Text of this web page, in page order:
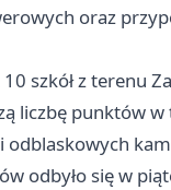
oraz
szkół z terenu
liczbę punktów
odbyło się w